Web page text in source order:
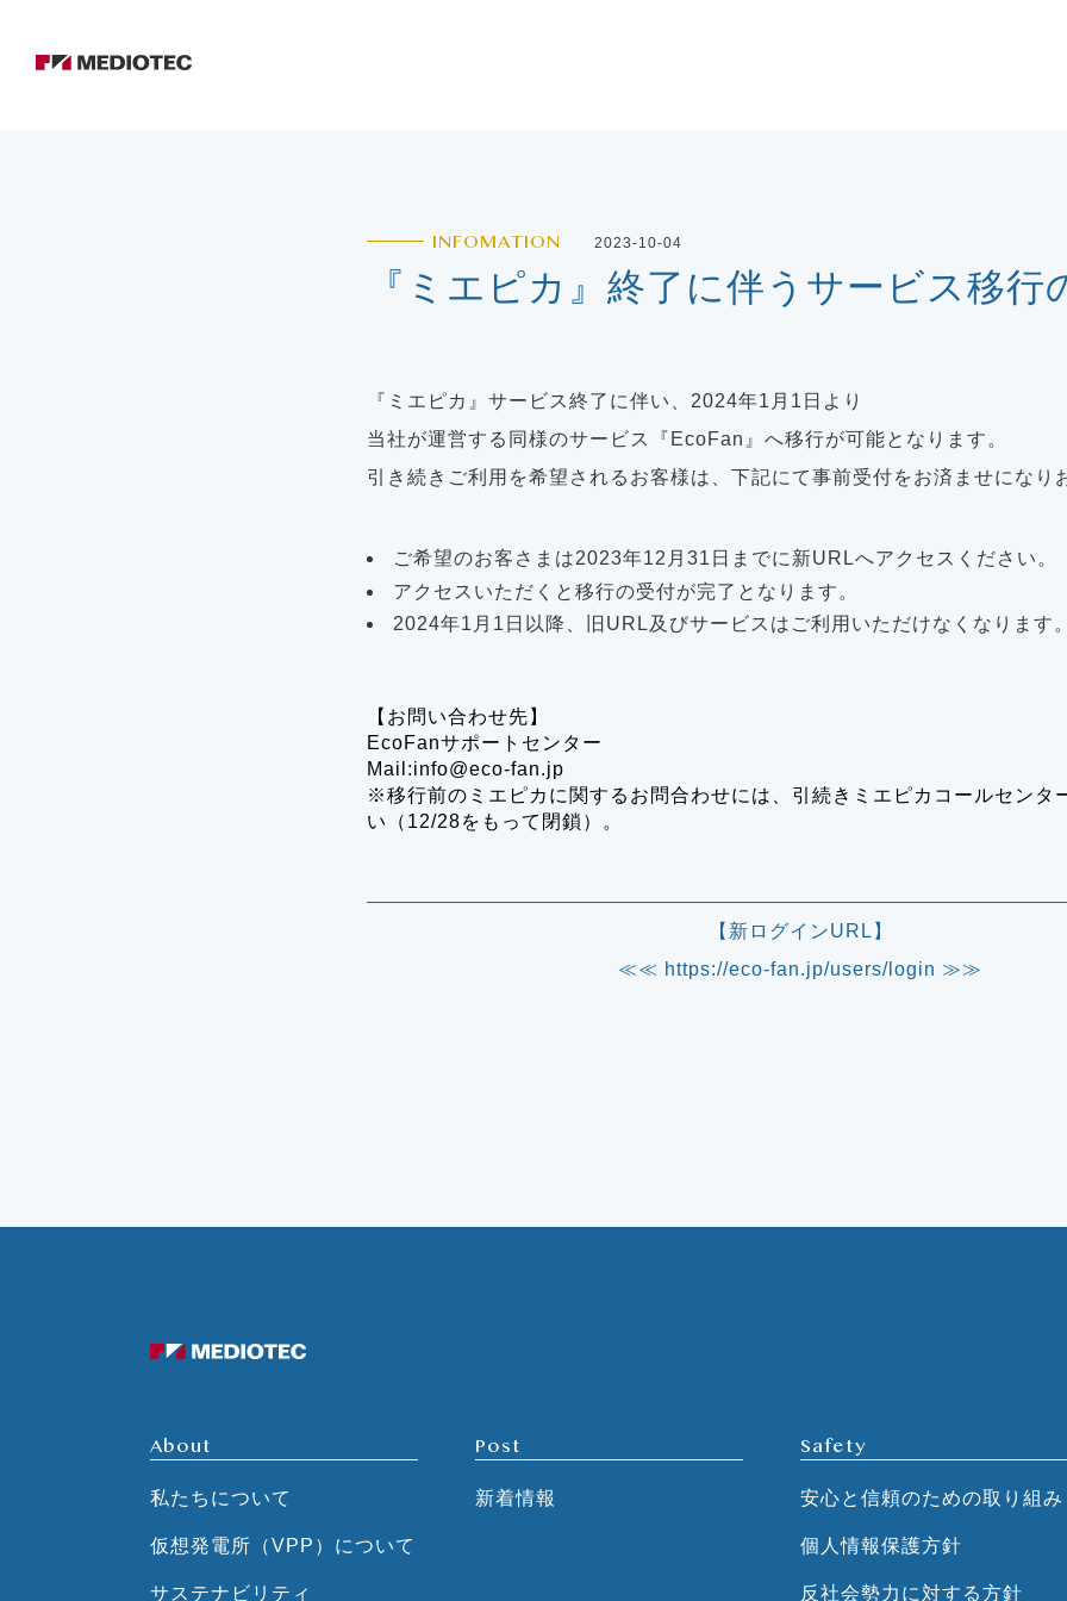
INFOMATION 2023-10-04
『ミエピカ』終了に伴うサービス移行
『ミエピカ』サービス終了に伴い、2024年1月1日より
当社が運営する同様のサービス『EcoFan』へ移行が可能となります。
引き続きご利用を希望されるお客様は、下記にて事前受付をお済ませになり
ご希望のお客さまは2023年12月31日までに新URLへアクセスください。
アクセスいただくと移行の受付が完了となります。
2024年1月1日以降、旧URL及びサービスはご利用いただけなくなります。
【お問い合わせ先】
EcoFanサポートセンター
Mail:info@eco-fan.jp
※移行前のミエピカに関するお問合わせには、引続きミエピカコールセンタ
い（12/28をもって閉鎖）。
【新ログインURL】
≪≪ https://eco-fan.jp/users/login ≫≫
About
私たちについて
仮想発電所（VPP）について
サステナビリティ
Post
新着情報
Safety
安心と信頼のための取り組み
個人情報保護方針
反社会勢力に対する方針